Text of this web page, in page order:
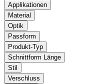
Applikationen
Material
Optik
Passform
Produkt-Typ
Schnittform Länge
Stil
Verschluss